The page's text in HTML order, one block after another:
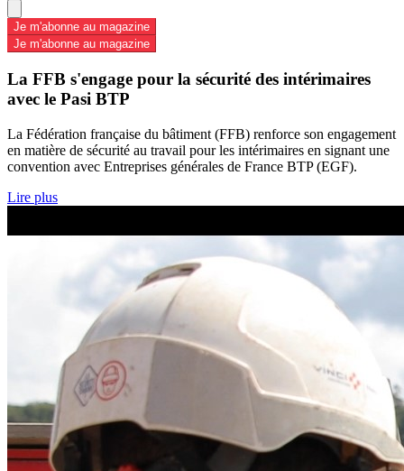
Je m'abonne au magazine
Je m'abonne au magazine
La FFB s'engage pour la sécurité des intérimaires
avec le Pasi BTP
La Fédération française du bâtiment (FFB) renforce son engagement
en matière de sécurité au travail pour les intérimaires en signant une
convention avec Entreprises générales de France BTP (EGF).
Lire plus